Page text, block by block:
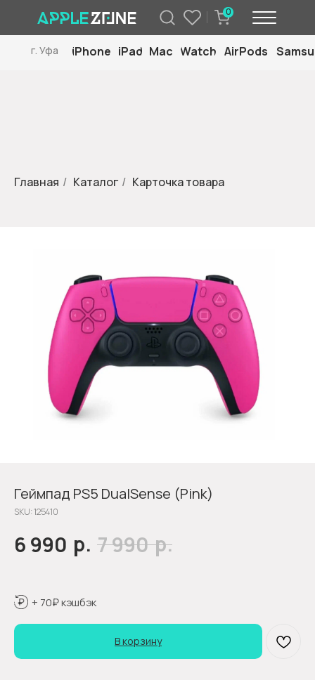
0
iPhone iPad Mac Watch AirPods
г. Уфа
Главная / Каталог / Карточка товара
Геймпад PS5 DualSense (Pink)
SKU:125410
6 990 р. 7 990 р.
+ 70₽ кэшбэк
В корзину